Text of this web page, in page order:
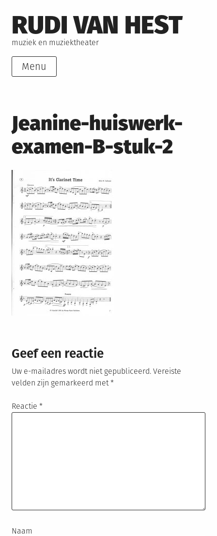
to
content
RUDI VAN HEST
muziek en muziektheater
Menu
Jeanine-huiswerk-
examen-B-stuk-2
Geef een reactie
Uw e-mailadres wordt niet gepubliceerd. Vereiste
velden zijn gemarkeerd met*
Reactie *
Naam